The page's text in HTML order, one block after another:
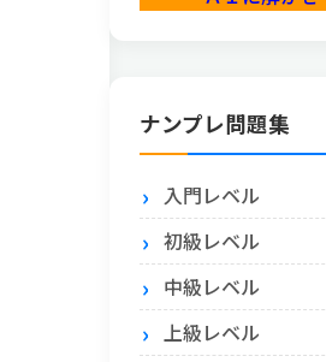
ナンプレ問題集
入門レベル
初級レベル
中級レベル
上級レベル